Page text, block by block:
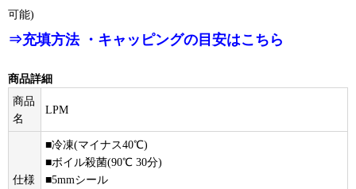
可能)
⇒充填方法 ・キャッピングの目安はこちら
商品詳細
商品
名
LPM
仕様
■冷凍(マイナス40℃)
■ボイル殺菌(90℃ 30分)
■5mmシール